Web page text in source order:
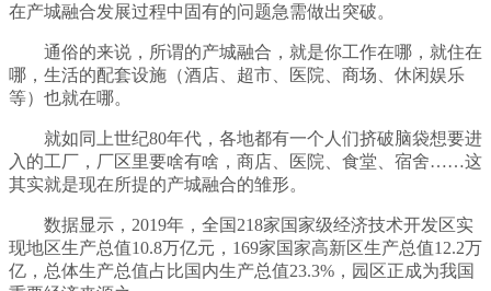
在产城融合发展过程中固有的问题急需做出突破。
通俗的来说，所谓的产城融合，就是你工作在哪，就住在
哪，生活的配套设施（酒店、超市、医院、商场、休闲娱乐
等）也就在哪。
就如同上世纪80年代，各地都有一个人们挤破脑袋想要进
入的工厂，厂区里要啥有啥，商店、医院、食堂、宿舍……这
其实就是现在所提的产城融合的雏形。
数据显示，2019年，全国218家国家级经济技术开发区实
现地区生产总值10.8万亿元，169家国家高新区生产总值12.2万
亿，总体生产总值占比国内生产总值23.3%，园区正成为我国